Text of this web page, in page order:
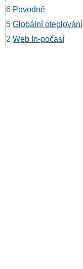
6 Povodně
5 Globální oteplování
2 Web In-počasí